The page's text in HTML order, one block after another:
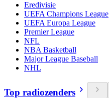
Eredivisie
UEFA Champions League
UEFA Europa League
Premier League
NFL
NBA Basketball
Major League Baseball
NHL
Top radiozenders